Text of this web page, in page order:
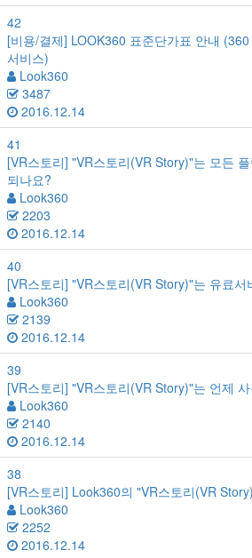
42
[비용/결제] LOOK360 표준단가표 안내
서비스)
Look360
3487
2016.12.14
41
[VR스토리] "VR스토리(VR Story)"는 모든
되나요?
Look360
2203
2016.12.14
40
[VR스토리] "VR스토리(VR Story)"는 유료서
Look360
2139
2016.12.14
39
[VR스토리] "VR스토리(VR Story)"는 언제
Look360
2140
2016.12.14
38
[VR스토리] Look360의 "VR스토리(VR
Look360
2252
2016.12.14